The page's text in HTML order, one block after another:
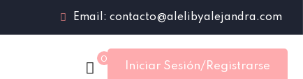
Email: contacto@alelibyalejandra.com
0
Iniciar Sesión/Registrarse